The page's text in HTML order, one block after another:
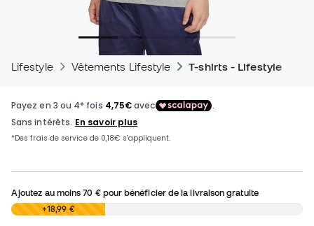
Lifestyle Vêtements Lifestyle T-shirts - Lifestyle
Ajoutez au moins70 €pour bénéficier de la livraison gratuite
0,00 € +18,99 €